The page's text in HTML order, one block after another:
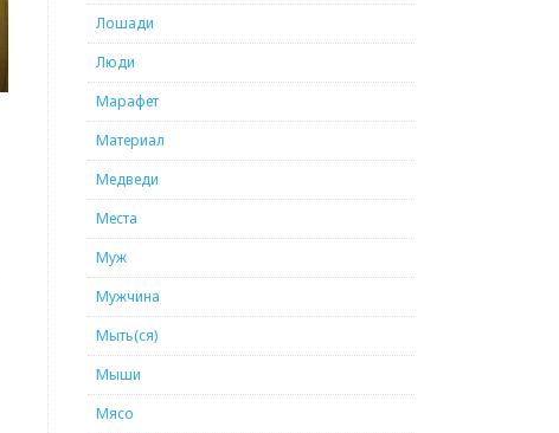
Лошади
Люди
Марафет
Материал
Медведи
Места
Муж
Мужчина
Мыть(ся)
Мыши
Мясо